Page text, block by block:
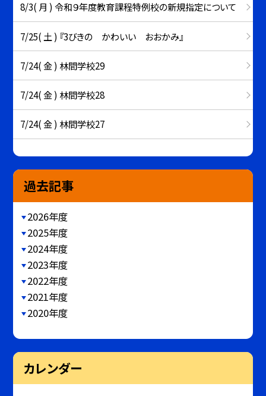
8/3( 月 ) 令和９年度教育課程特例校の新規指定について
7/25( 土 ) 『3びきの かわいい おおかみ』
7/24( 金 ) 林間学校29
7/24( 金 ) 林間学校28
7/24( 金 ) 林間学校27
過去記事
2026年度
2025年度
2024年度
2023年度
2022年度
2021年度
2020年度
カレンダー